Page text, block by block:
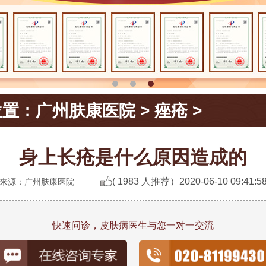
： 广州肤康医院> 痤疮 >
身上长疮是什么原因造成的
源：广州肤康医院 ( 1983 人推荐） 2020-06-10
快速问诊，皮肤病医生与您一对一交流